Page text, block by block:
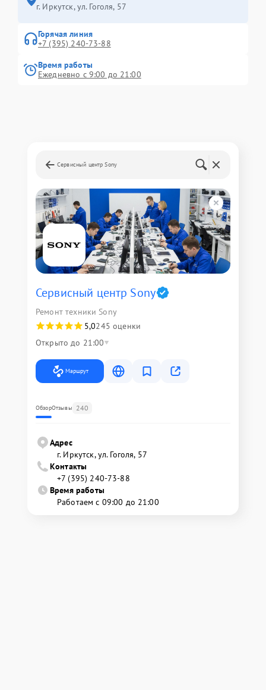
г. Иркутск, ул. ​Гоголя, 57
Горячая линия
+7 (395) 240-73-88
Время работы
Ежедневно с 9:00 до 21:00
Сервисный центр Sony
Сервисный центр Sony
Ремонт техники Sony
5,0245 оценки
Открыто до 21:00
Маршрут
ОбзорОтзывы 240
Адрес
г. Иркутск, ул. ​Гоголя, 57
Контакты
+7 (395) 240-73-88
Время работы
Работаем с 09:00 до 21:00